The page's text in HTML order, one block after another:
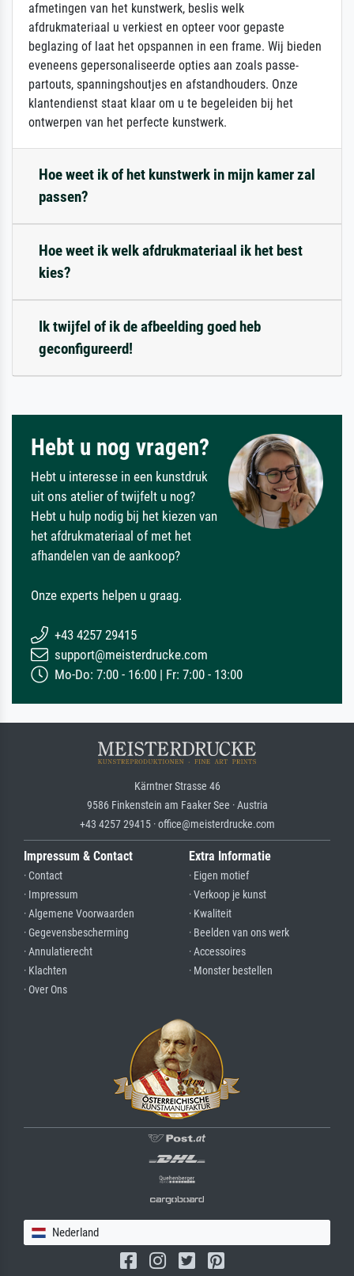
afmetingen van het kunstwerk, beslis welk
afdrukmateriaal u verkiest en opteer voor gepaste
beglazing of laat het opspannen in een frame. Wij bieden
eveneens gepersonaliseerde opties aan zoals passe-
partouts, spanningshoutjes en afstandhouders. Onze
klantendienst staat klaar om u te begeleiden bij het
ontwerpen van het perfecte kunstwerk.
Hoe weet ik of het kunstwerk in mijn kamer zal
passen?
Hoe weet ik welk afdrukmateriaal ik het best
kies?
Ik twijfel of ik de afbeelding goed heb
geconfigureerd!
Hebt u nog vragen?
Hebt u interesse in een kunstdruk
uit ons atelier of twijfelt u nog?
Hebt u hulp nodig bij het kiezen van
het afdrukmateriaal of met het
afhandelen van de aankoop?
Onze experts helpen u graag.
+43 4257 29415
support@meisterdrucke.com
Mo-Do: 7:00 - 16:00 | Fr: 7:00 - 13:00
Kärntner Strasse 46
9586 Finkenstein am Faaker See · Austria
+43 4257 29415 · office@meisterdrucke.com
Impressum & Contact
· Contact
· Impressum
· Algemene Voorwaarden
· Gegevensbescherming
· Annulatierecht
· Klachten
· Over Ons
Extra Informatie
· Eigen motief
· Verkoop je kunst
· Kwaliteit
· Beelden van ons werk
· Accessoires
· Monster bestellen
Nederland